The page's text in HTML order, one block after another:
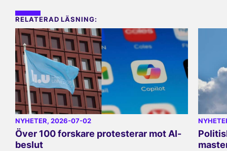
RELATERAD LÄSNING:
NYHETER, 2026-07-02
Över 100 forskare protesterar mot AI-
beslut